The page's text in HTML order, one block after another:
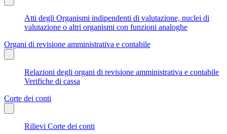
Atti degli Organismi indipendenti di valutazione, nuclei di
valutazione o altri organismi con funzioni analoghe
Organi di revisione amministrativa e contabile
Relazioni degli organi di revisione amministrativa e contabile
Verifiche di cassa
Corte dei conti
Rilievi Corte dei conti